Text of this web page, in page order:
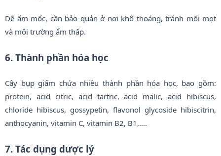
Dễ ẩm mốc, cần bảo quản ở nơi khô thoáng, tránh mối mọt
và môi trường ẩm thấp.
6. Thành phần hóa học
Cây bụp giấm chứa nhiều thành phần hóa học, bao gồm:
protein, acid citric, acid tartric, acid malic, acid hibiscus,
chloride hibiscus, gossypetin, flavonol glycoside hibiscitrin,
anthocyanin, vitamin C, vitamin B2, B1,….
7. Tác dụng dược lý